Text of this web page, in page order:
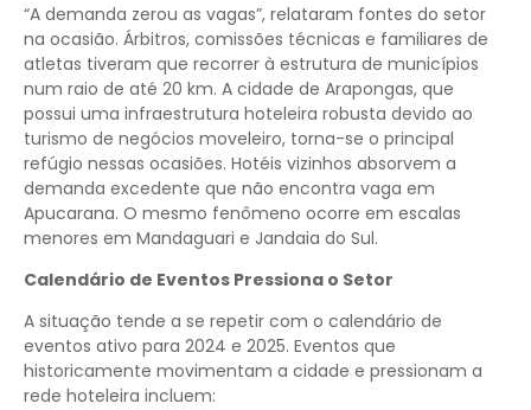
“A demanda zerou as vagas”, relataram fontes do setor
na ocasião. Árbitros, comissões técnicas e familiares de
atletas tiveram que recorrer à estrutura de municípios
num raio de até 20 km. A cidade de Arapongas, que
possui uma infraestrutura hoteleira robusta devido ao
turismo de negócios moveleiro, torna-se o principal
refúgio nessas ocasiões. Hotéis vizinhos absorvem a
demanda excedente que não encontra vaga em
Apucarana. O mesmo fenômeno ocorre em escalas
menores em Mandaguari e Jandaia do Sul.
Calendário de Eventos Pressiona o Setor
A situação tende a se repetir com o calendário de
eventos ativo para 2024 e 2025. Eventos que
historicamente movimentam a cidade e pressionam a
rede hoteleira incluem: